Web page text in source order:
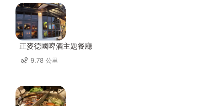
正麥德國啤酒主題餐廳
9.78 公里